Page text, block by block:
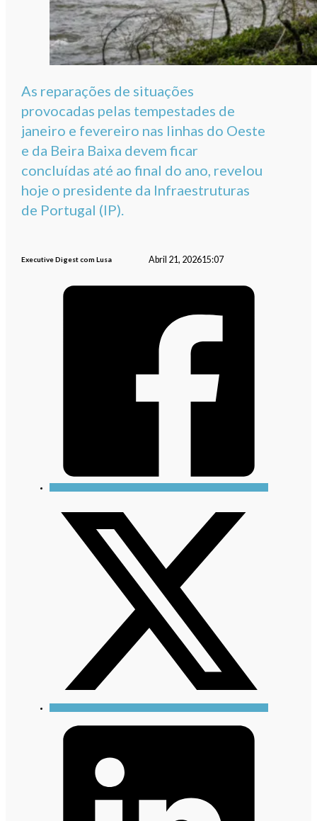
As reparações de situações
provocadas pelas tempestades de
janeiro e fevereiro nas linhas do Oeste
e da Beira Baixa devem ficar
concluídas até ao final do ano, revelou
hoje o presidente da Infraestruturas
de Portugal (IP).
Executive Digest com Lusa Abril 21, 202615:07